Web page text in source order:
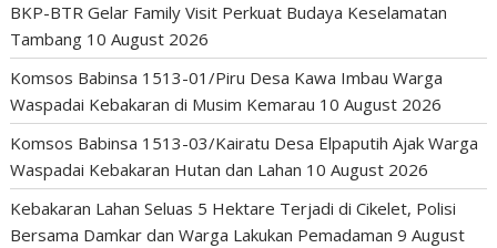
BKP-BTR Gelar Family Visit Perkuat Budaya Keselamatan
Tambang 10 August 2026
Komsos Babinsa 1513-01/Piru Desa Kawa Imbau Warga
Waspadai Kebakaran di Musim Kemarau 10 August 2026
Komsos Babinsa 1513-03/Kairatu Desa Elpaputih Ajak Warga
Waspadai Kebakaran Hutan dan Lahan 10 August 2026
Kebakaran Lahan Seluas 5 Hektare Terjadi di Cikelet, Polisi
Bersama Damkar dan Warga Lakukan Pemadaman 9 August